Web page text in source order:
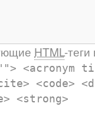
HTML-
<acronym
<code>
<strong>